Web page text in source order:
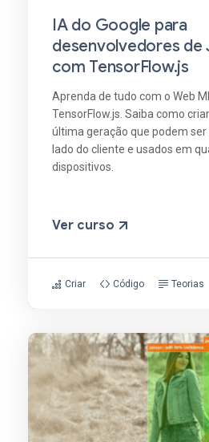
IA do Google para
desenvolvedores de
com TensorFlow.js
Aprenda de tudo com o Web
TensorFlow.js. Saiba como
última geração que podem
lado do cliente e usados em
dispositivos.
Ver curso
Criar Código Teorias